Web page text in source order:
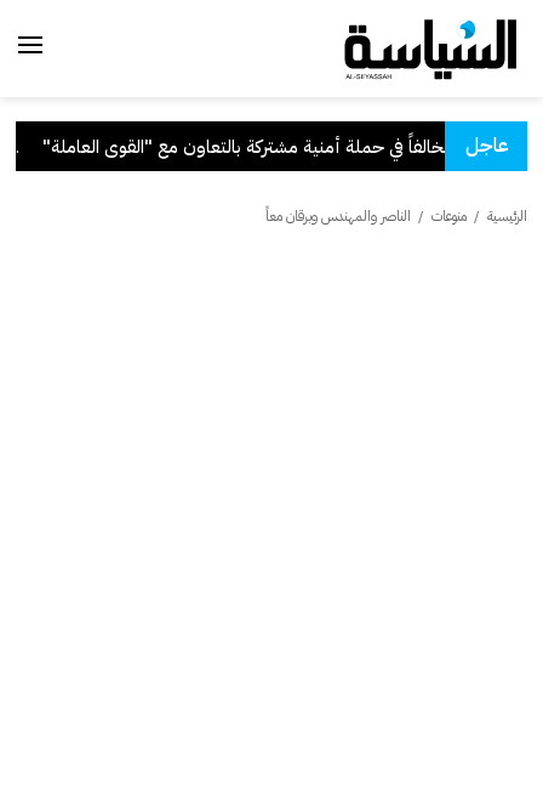
عاجلمع "القوى العاملة"
الرئيسية / منوعات / الناصر والمهندس وبرقان معاً